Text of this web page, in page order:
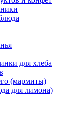
для хлеба
(мармиты)
для лимона)